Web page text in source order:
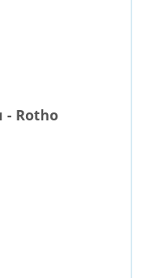
- Rotho